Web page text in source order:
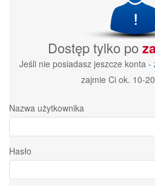
Dostęp tylko po
Jeśli nie posiadasz jeszcze konta -
zajmie Ci ok. 10-
Nazwa użytkownika
Hasło